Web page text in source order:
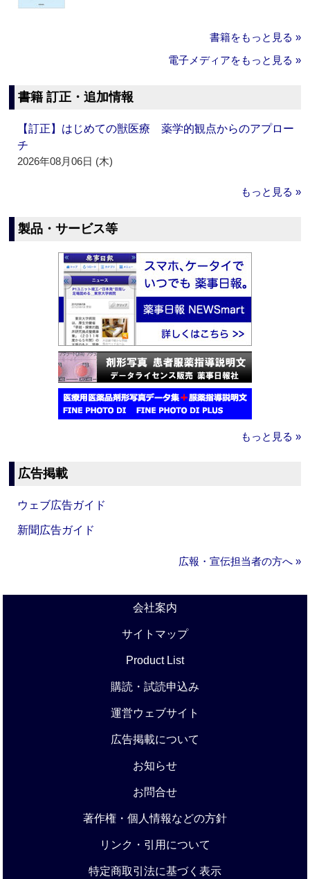
書籍をもっと見る »
電子メディアをもっと見る »
書籍 訂正・追加情報
【訂正】はじめての獣医療 薬学的観点からのアプロー
チ
2026年08月06日 (木)
もっと見る »
製品・サービス等
もっと見る »
広告掲載
ウェブ広告ガイド
新聞広告ガイド
広報・宣伝担当者の方へ »
会社案内
サイトマップ
Product List
購読・試読申込み
運営ウェブサイト
広告掲載について
お知らせ
お問合せ
著作権・個人情報などの方針
リンク・引用について
特定商取引法に基づく表示